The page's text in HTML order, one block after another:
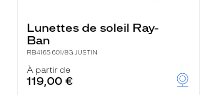
Lunettes de soleil Ray-
Ban
RB4165 601/8G JUSTIN
À partir de
119,00 €